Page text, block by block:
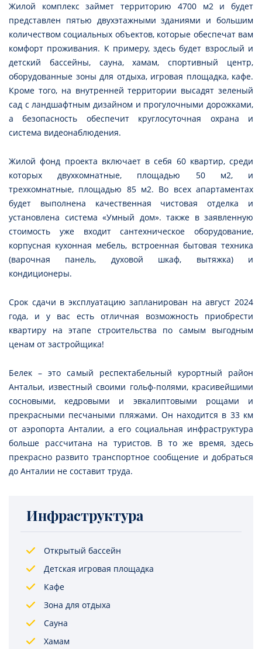
Жилой комплекс займет территорию 4700 м2 и будет
представлен пятью двухэтажными зданиями и большим
количеством социальных объектов, которые обеспечат вам
комфорт проживания. К примеру, здесь будет взрослый и
детский бассейны, сауна, хамам, спортивный центр,
оборудованные зоны для отдыха, игровая площадка, кафе.
Кроме того, на внутренней территории высадят зеленый
сад с ландшафтным дизайном и прогулочными дорожками,
а безопасность обеспечит круглосуточная охрана и
система видеонаблюдения.
Жилой фонд проекта включает в себя 60 квартир, среди
которых двухкомнатные, площадью 50 м2, и
трехкомнатные, площадью 85 м2. Во всех апартаментах
будет выполнена качественная чистовая отделка и
установлена система «Умный дом». также в заявленную
стоимость уже входит сантехническое оборудование,
корпусная кухонная мебель, встроенная бытовая техника
(варочная панель, духовой шкаф, вытяжка) и
кондиционеры.
Срок сдачи в эксплуатацию запланирован на август 2024
года, и у вас есть отличная возможность приобрести
квартиру на этапе строительства по самым выгодным
ценам от застройщика!
Белек – это самый респектабельный курортный район
Антальи, известный своими гольф-полями, красивейшими
сосновыми, кедровыми и эвкалиптовыми рощами и
прекрасными песчаными пляжами. Он находится в 33 км
от аэропорта Анталии, а его социальная инфраструктура
больше рассчитана на туристов. В то же время, здесь
прекрасно развито транспортное сообщение и добраться
до Анталии не составит труда.
Инфраструктура
Открытый бассейн
Детская игровая площадка
Кафе
Зона для отдыха
Сауна
Хамам